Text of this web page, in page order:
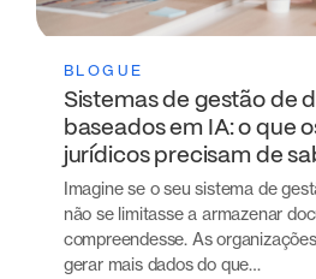
BLOGUE
Sistemas de gestão de
baseados em IA: o que
jurídicos precisam de
Imagine se o seu sistema de
não se limitasse a armazenar
compreendesse. As
gerar mais dados do que…